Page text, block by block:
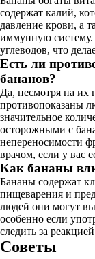
содержат калий,
давление крови, а
иммунную систему.
углеводов, что
Есть ли
бананов?
Да, несмотря на их
противопоказаны
значительное
осторожными с
непереносимости
врачом, если у вас
Как бананы
Бананы содержат
пищеварения и
людей они могут
особенно если
следить за
Советы